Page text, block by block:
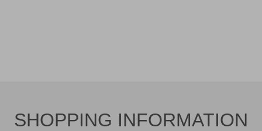
SHOPPING INFORMATION